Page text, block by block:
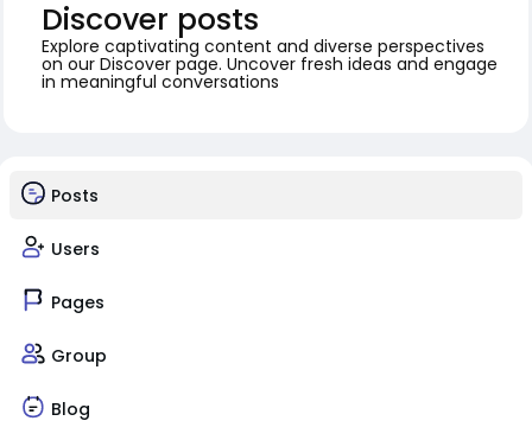
Discover posts
Explore captivating content and diverse perspectives
on our Discover page. Uncover fresh ideas and engage
in meaningful conversations
Posts
Users
Pages
Group
Blog